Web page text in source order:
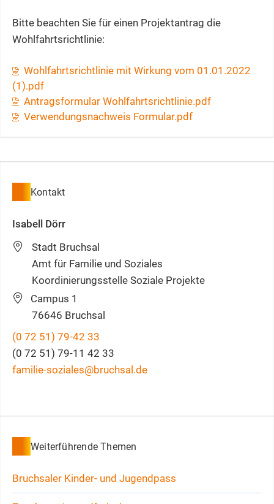
Bitte beachten Sie für einen Projektantrag die
Wohlfahrtsrichtlinie:
Wohlfahrtsrichtlinie mit Wirkung vom 01.01.2022
(1).pdf
Antragsformular Wohlfahrtsrichtlinie.pdf
Verwendungsnachweis Formular.pdf
Kontakt
Isabell
Dörr
Stadt Bruchsal
Amt für Familie und Soziales
Koordinierungsstelle Soziale Projekte
Campus 1
76646 Bruchsal
familie-soziales@bruchsal.de
(0 72 51) 79-42 33
(0 72 51) 79-11 42 33
Weiterführende Themen
Bruchsaler Kinder- und Jugendpass